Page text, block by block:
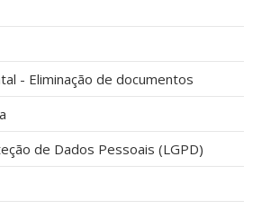
- Eliminação de documentos
de Dados Pessoais (LGPD)